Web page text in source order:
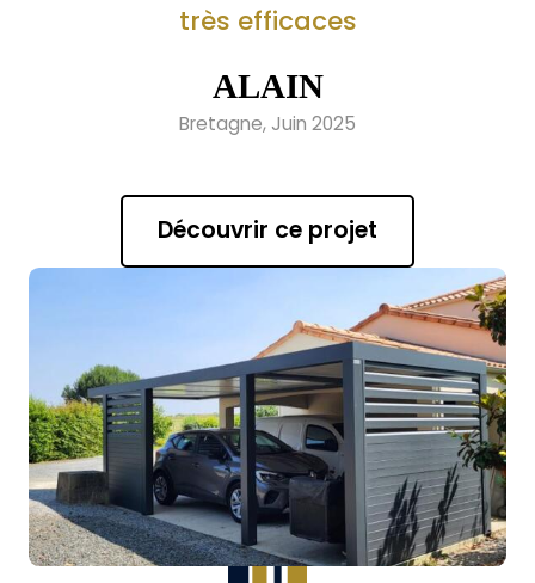
très efficaces
ALAIN
Bretagne, Juin 2025
Découvrir ce projet